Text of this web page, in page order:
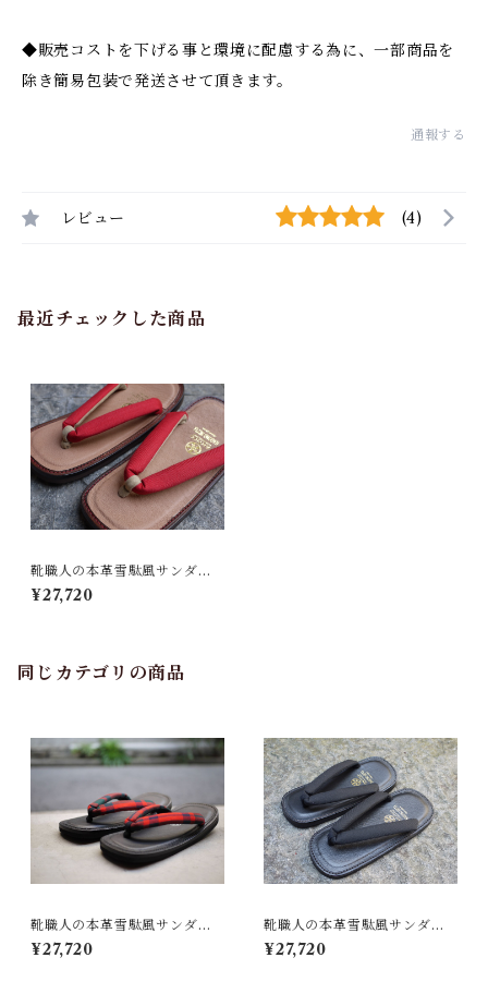
◆販売コストを下げる事と環境に配慮する為に、一部商品を
除き簡易包装で発送させて頂きます。
通報する
レビュー (4)
最近チェックした商品
靴職人の本革雪駄風サンダル
「那古野雪駄」（鼻緒：BI#0
05)
¥27,720
同じカテゴリの商品
靴職人の本革雪駄風サンダル
「那古野雪駄」（鼻緒：BI#0
10-B2)
¥27,720
靴職人の本革雪駄風サンダル
「那古野雪駄」（鼻緒：BI#0
03)
¥27,720